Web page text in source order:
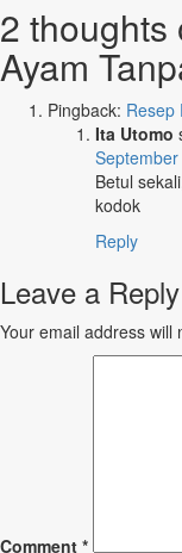
2 thoughts
Ayam
Pingback: Resep
Ita Utomo
Betul
kodok
Reply
Leave a Reply
Your email address will
Comment *